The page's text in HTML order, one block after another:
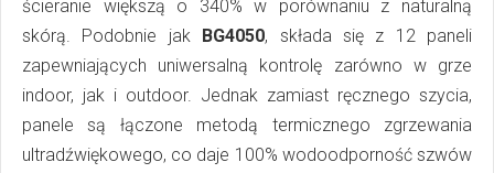
ścieranie większą o 340% w porównaniu z naturalną
skórą. Podobnie jak BG4050, składa się z 12 paneli
zapewniających uniwersalną kontrolę zarówno w grze
indoor, jak i outdoor. Jednak zamiast ręcznego szycia,
panele są łączone metodą termicznego zgrzewania
ultradźwiękowego, co daje 100% wodoodporność szwów